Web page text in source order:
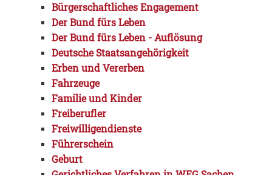
Bürgerschaftliches Engagement
Der Bund fürs Leben
Der Bund fürs Leben - Auflösung
Deutsche Staatsangehörigkeit
Erben und Vererben
Fahrzeuge
Familie und Kinder
Freiberufler
Freiwilligendienste
Führerschein
Geburt